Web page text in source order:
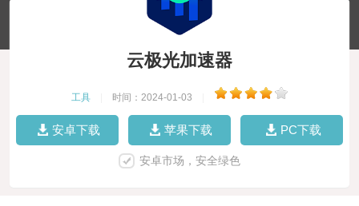
云极光加速器
工具 时间：2024-01-03
安卓下载 苹果下载 PC下载
安卓市场，安全绿色